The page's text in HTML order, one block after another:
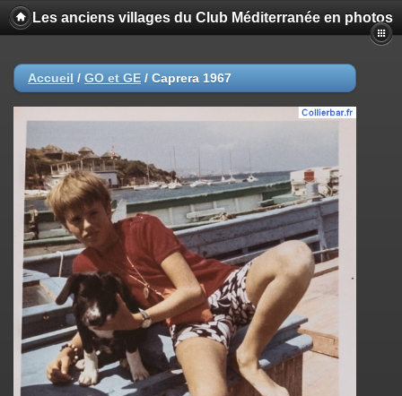
Les anciens villages du Club Méditerranée en photos
Accueil / GO et GE / Caprera 1967